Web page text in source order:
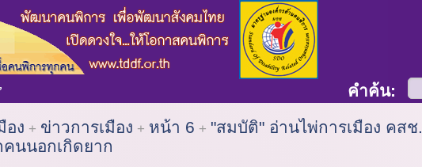
คำค้น:
อง ข่าวการเมือง หน้า 6
"สมบัติ" อ่านไพ่การเมือง คสช.
นนอกเกิดยาก